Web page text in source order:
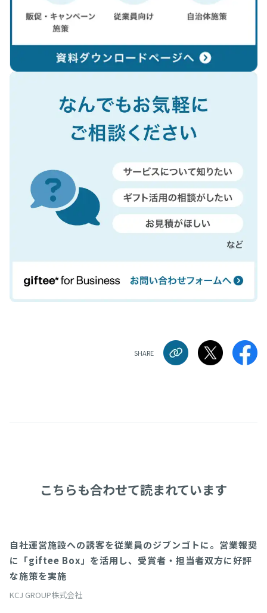
SHARE
こちらも合わせて読まれています
giftee Port
自社運営施設への誘客を従業員のジブンゴトに。営業報奨
に「giftee Box」を活用し、受賞者・担当者双方に好評
な施策を実施
KCJ GROUP株式会社